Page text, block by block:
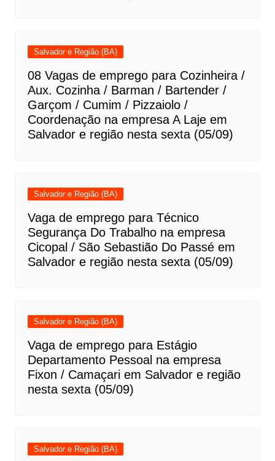
Salvador e Região (BA)
08 Vagas de emprego para Cozinheira /
Aux. Cozinha / Barman / Bartender /
Garçom / Cumim / Pizzaiolo /
Coordenação na empresa A Laje em
Salvador e região nesta sexta (05/09)
Salvador e Região (BA)
Vaga de emprego para Técnico
Segurança Do Trabalho na empresa
Cicopal / São Sebastião Do Passé em
Salvador e região nesta sexta (05/09)
Salvador e Região (BA)
Vaga de emprego para Estágio
Departamento Pessoal na empresa
Fixon / Camaçari em Salvador e região
nesta sexta (05/09)
Salvador e Região (BA)